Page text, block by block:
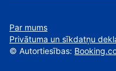
Par mums
Privātuma un sīkdatņu
© Autortiesības: